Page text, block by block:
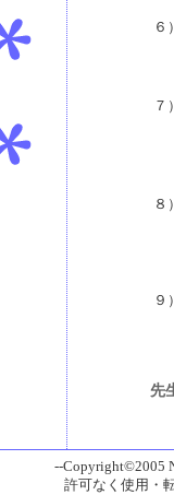
６
７
８
９
先
--Copyright©2005
許可なく使用・